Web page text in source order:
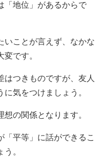
「地位」があるからで
いことが言えず、なかな
です。
つきものですが、友人
気をつけましょう。
の関係となります。
平等」に話ができるこ
。